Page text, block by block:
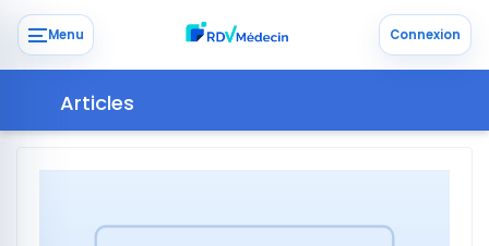
Menu Connexion
Articles